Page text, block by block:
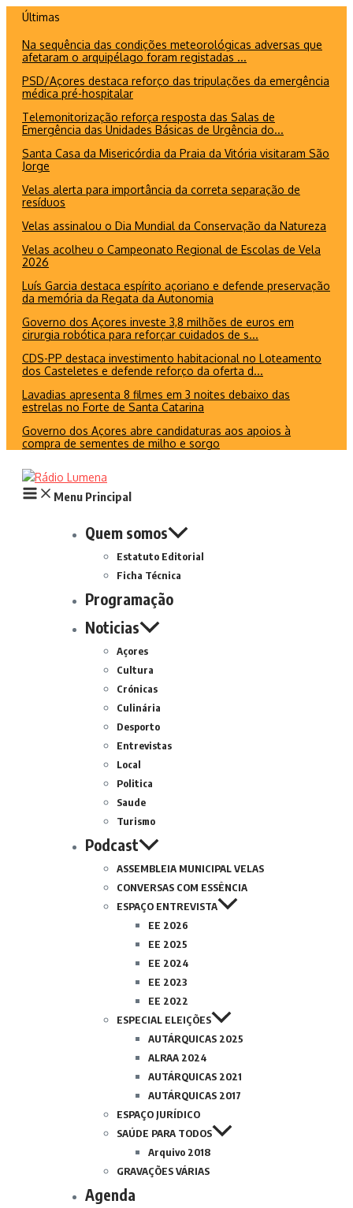
conteúdo
Últimas
Na sequência das condições meteorológicas adversas que
afetaram o arquipélago foram registadas ...
PSD/Açores destaca reforço das tripulações da emergência
médica pré-hospitalar
Telemonitorização reforça resposta das Salas de
Emergência das Unidades Básicas de Urgência do...
Santa Casa da Misericórdia da Praia da Vitória visitaram São
Jorge
Velas alerta para importância da correta separação de
resíduos
Velas assinalou o Dia Mundial da Conservação da Natureza
Velas acolheu o Campeonato Regional de Escolas de Vela
2026
Luís Garcia destaca espírito açoriano e defende preservação
da memória da Regata da Autonomia
Governo dos Açores investe 3,8 milhões de euros em
cirurgia robótica para reforçar cuidados de s...
CDS-PP destaca investimento habitacional no Loteamento
dos Casteletes e defende reforço da oferta d...
Lavadias apresenta 8 filmes em 3 noites debaixo das
estrelas no Forte de Santa Catarina
Governo dos Açores abre candidaturas aos apoios à
compra de sementes de milho e sorgo
Menu Principal
Quem somos
Estatuto Editorial
Ficha Técnica
Programação
Noticias
Açores
Cultura
Crónicas
Culinária
Desporto
Entrevistas
Local
Politica
Saude
Turismo
Podcast
ASSEMBLEIA MUNICIPAL VELAS
CONVERSAS COM ESSÊNCIA
ESPAÇO ENTREVISTA
EE 2026
EE 2025
EE 2024
EE 2023
EE 2022
ESPECIAL ELEIÇÕES
AUTÁRQUICAS 2025
ALRAA 2024
AUTÁRQUICAS 2021
AUTÁRQUICAS 2017
ESPAÇO JURÍDICO
SAÚDE PARA TODOS
Arquivo 2018
GRAVAÇÕES VÁRIAS
Agenda